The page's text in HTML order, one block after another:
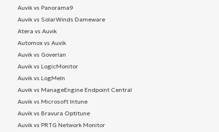
Auvik vs Panorama9
Auvik vs SolarWinds Dameware
Atera vs Auvik
Automox vs Auvik
Auvik vs Goverlan
Auvik vs LogicMonitor
Auvik vs LogMeIn
Auvik vs ManageEngine Endpoint Central
Auvik vs Microsoft Intune
Auvik vs Bravura Optitune
Auvik vs PRTG Network Monitor